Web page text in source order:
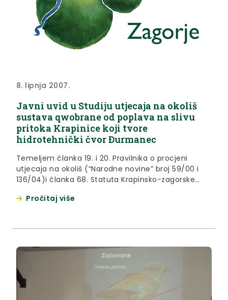
8. lipnja 2007.
Javni uvid u Studiju utjecaja na okoliš
sustava qwobrane od poplava na slivu
pritoka Krapinice koji tvore
hidrotehnički čvor Đurmanec
Temeljem članka 19. i 20. Pravilnika o procjeni
utjecaja na okoliš (“Narodne novine” broj 59/00 i
136/04)i članka 68. Statuta Krapinsko-zagorske
županije” broj 13/01), objavljuje se J A V N I U V I
Pročitaj više